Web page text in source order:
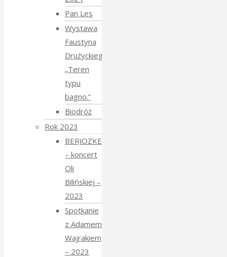
Pan Les
Wystawa
Faustyna
Drużyckiego
„Teren
typu
bagno.”
Biodróż
Rok 2023
BERJOZKELE
– koncert
Oli
Bilińskiej –
2023
Spotkanie
z Adamem
Wajrakiem
– 2023